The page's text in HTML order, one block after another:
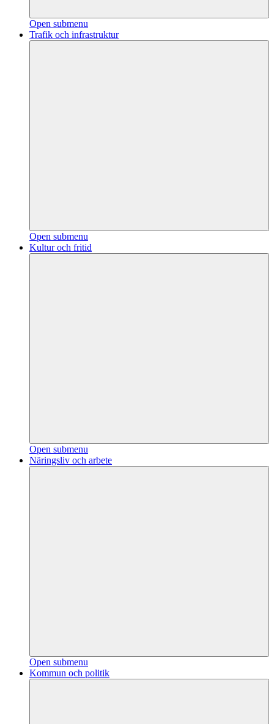
Open submenu
Trafik och infrastruktur
Open submenu
Kultur och fritid
Open submenu
Näringsliv och arbete
Open submenu
Kommun och politik